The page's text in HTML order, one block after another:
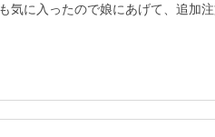
気に入ったので娘にあげて、追加注